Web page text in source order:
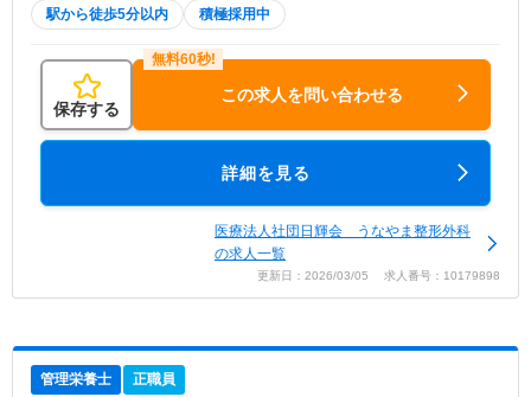
駅から徒歩5分以内 積極採用中
保存する
この求人を問い合わせる
詳細を見る
医療法人社団日輝会 うなやま整形外科
の求人一覧
更新日：2026/03/05 求人番号：10179898
管理栄養士 正職員